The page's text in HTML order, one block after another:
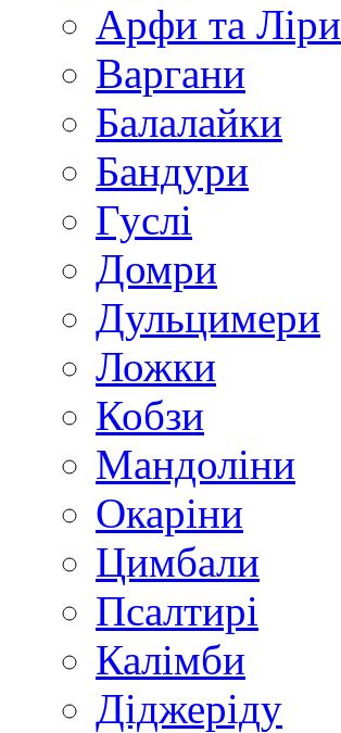
Арфи та Ліри
Варгани
Балалайки
Бандури
Гуслі
Домри
Дульцимери
Ложки
Кобзи
Мандоліни
Окаріни
Цимбали
Псалтирі
Калімби
Діджеріду